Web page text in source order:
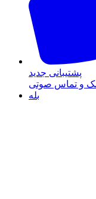
پشتیبانی جدید
و تماس صوتی
بله